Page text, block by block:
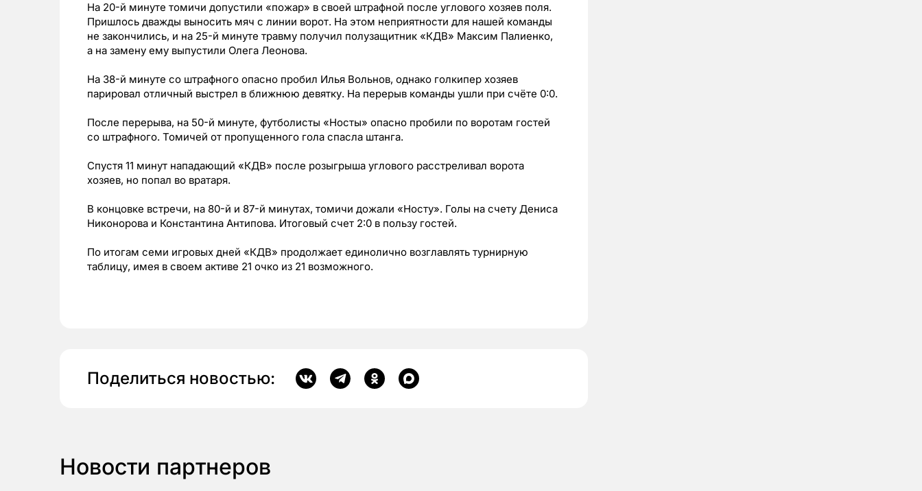
На 20-й минуте томичи допустили «пожар» в своей штрафной после углового хозяев поля.
Пришлось дважды выносить мяч с линии ворот. На этом неприятности для нашей команды
не закончились, и на 25-й минуте травму получил полузащитник «КДВ» Максим Палиенко,
а на замену ему выпустили Олега Леонова.
На 38-й минуте со штрафного опасно пробил Илья Вольнов, однако голкипер хозяев
парировал отличный выстрел в ближнюю девятку. На перерыв команды ушли при счёте 0:0.
После перерыва, на 50-й минуте, футболисты «Носты» опасно пробили по воротам гостей
со штрафного. Томичей от пропущенного гола спасла штанга.
Спустя 11 минут нападающий «КДВ» после розыгрыша углового расстреливал ворота
хозяев, но попал во вратаря.
В концовке встречи, на 80-й и 87-й минутах, томичи дожали «Носту». Голы на счету Дениса
Никонорова и Константина Антипова. Итоговый счет 2:0 в пользу гостей.
По итогам семи игровых дней «КДВ» продолжает единолично возглавлять турнирную
таблицу, имея в своем активе 21 очко из 21 возможного.
Поделиться новостью:
Новости партнеров